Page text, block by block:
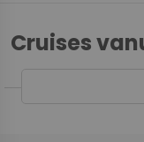
Cruises